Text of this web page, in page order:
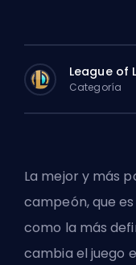
League of
Categoría
La mejor y más
campeón, que
como la más
cambia el juego